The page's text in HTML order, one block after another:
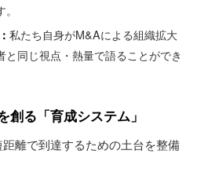
私たち自身がM&Aによる組織拡大
と同じ視点・熱量で語ることができ
創る「育成システム」
離で到達するための土台を整備